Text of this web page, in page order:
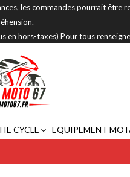
les commandes pourrait
en hors-taxes) Pour tous
CYCLE EQUIPEMENT